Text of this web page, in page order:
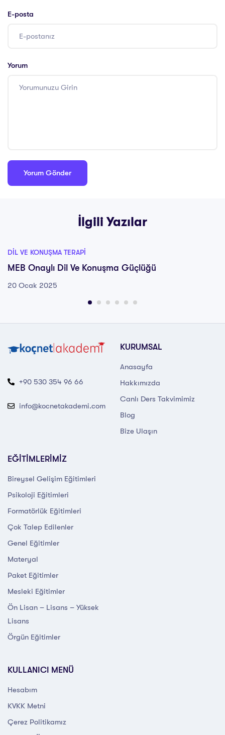
E-posta
Yorum
İlgili Yazılar
DIL VE KONUŞMA TERAPI
MEB Onaylı Dil Ve Konuşma Güçlüğü
20 Ocak 2025
+90 530 354 96 66
info@kocnetakademi.com
KURUMSAL
Anasayfa
Hakkımızda
Canlı Ders Takvimimiz
Blog
Bize Ulaşın
EĞİTİMLERİMİZ
Bireysel Gelişim Eğitimleri
Psikoloji Eğitimleri
Formatörlük Eğitimleri
Çok Talep Edilenler
Genel Eğitimler
Materyal
Paket Eğitimler
Mesleki Eğitimler
Ön Lisan – Lisans – Yüksek
Lisans
Örgün Eğitimler
KULLANICI MENÜ
Hesabım
KVKK Metni
Çerez Politikamız